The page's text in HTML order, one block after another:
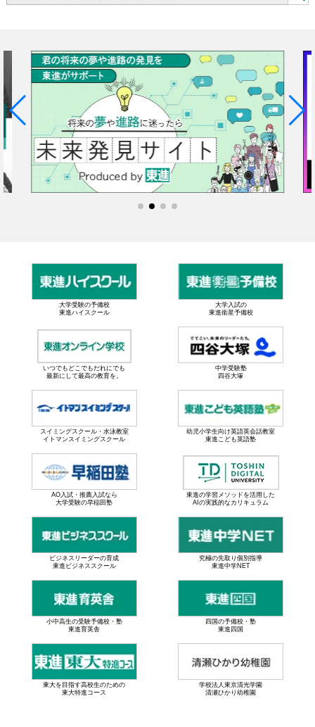
大学受験の予備校
東進ハイスクール
大学入試の
東進衛星予備校
いつでもどこでもだれにでも
最新にして最高の教育を。
中学受験塾
四谷大塚
スイミングスクール・水泳教室
イトマンスイミングスクール
幼児小学生向け英語英会話教室
東進こども英語塾
AO入試・推薦入試なら
大学受験の早稲田塾
東進の学習メソッドを活用した
AIの実践的なカリキュラム
ビジネスリーダーの育成
東進ビジネススクール
究極の先取り個別指導
東進中学NET
小中高生の受験予備校・塾
東進育英舎
四国の予備校・塾
東進四国
東大を目指す高校生のための
東大特進コース
学校法人東京清光学園
清瀬ひかり幼稚園